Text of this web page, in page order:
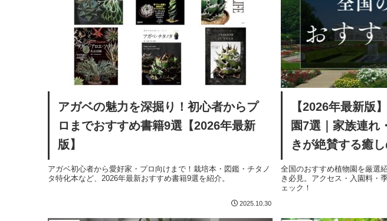
アガベの魅力を深掘り！初心者からプ
ロまでおすすめ書籍9選【2026年最新
版】
アガベ初心者から愛好家・プロ向けまで！栽培本・図鑑・チタノ
タ特化本など、2026年最新おすすめ書籍9選を紹介。
2025.10.30
【2026年最新版
園7選｜家族連れ
きが絶賛する癒
全国のおすすめ植物園を厳選
き必見。アクセス・入園料・
ェック！